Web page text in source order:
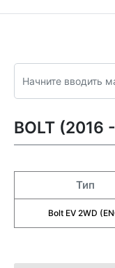
BOLT
Тип
Bolt EV 2WD